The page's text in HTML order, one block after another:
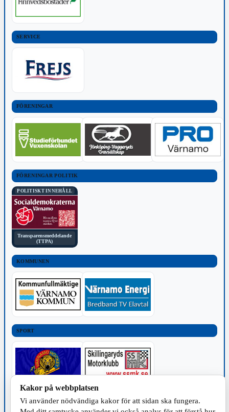
SERVICE
FÖRENINGAR
FÖRENINGAR POLITIK
POLITISKT INNEHÅLL
Transparensmeddelande
(TTPA)
KOMMUNEN
SPORT
TILLVERKNING
Kakor på webbplatsen
Vi använder nödvändiga kakor för att sidan ska fungera.